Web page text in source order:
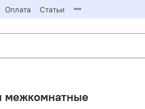
Оплата Статьи
межкомнатные